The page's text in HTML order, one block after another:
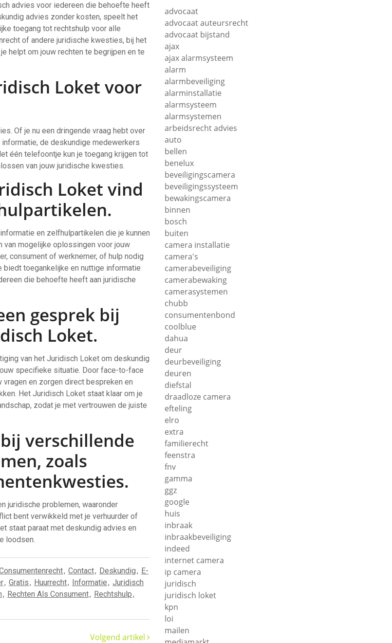
advies voor iedereen die behoefte heeft
advies zonder kosten, speelt het
toegang tot rechtshulp voor alle
of andere juridische kwesties, bij het
helpt om jouw rechten te begrijpen en te
Loket voor
Of je nu een dringende vraag hebt over
de deskundige medewerkers
één telefoontje kun je toegang krijgen tot
van jouw juridische kwesties.
Loket vind
en zelfhulpartikelen die je kunnen
van mogelijke oplossingen voor jouw
consument of werknemer, of hulp nodig
toegankelijke en nuttige informatie
die behoefte heeft aan juridische
gesprek bij
Loket.
van het Juridisch Loket om deskundig
specifieke situatie. Door face-to-face
vragen en zorgen direct bespreken en
Het Juridisch Loket staat klaar om je
zodat je met vertrouwen de juiste
verschillende
zoals
juridische problemen, waaronder
bent verwikkeld met je verhuurder of
staat paraat met deskundig advies en
loodsen.
, Contact, Deskundig, E-
, Gratis, Huurrecht, Informatie, Juridisch
, Rechten Als Consument, Rechtshulp,
Volgend artikel
advocaat
advocaat auteursrecht
advocaat bijstand
ajax
ajax alarmsysteem
alarm
alarmbeveiliging
alarminstallatie
alarmsysteem
alarmsystemen
arbeidsrecht advies
auto
bellen
benelux
beveiligingscamera
beveiligingssysteem
bewakingscamera
binnen
bosch
buiten
camera installatie
camera's
camerabeveiliging
camerabewaking
camerasystemen
chubb
consumentenbond
coolblue
dahua
deur
deurbeveiliging
deuren
diefstal
draadloze camera
efteling
elro
extra
familierecht
feenstra
fnv
gamma
ggz
google
huis
inbraak
inbraakbeveiliging
indeed
internet camera
ip camera
juridisch
juridisch loket
kpn
loi
mailen